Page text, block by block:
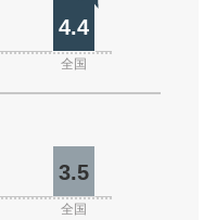
4.4
全国
3.5
全国